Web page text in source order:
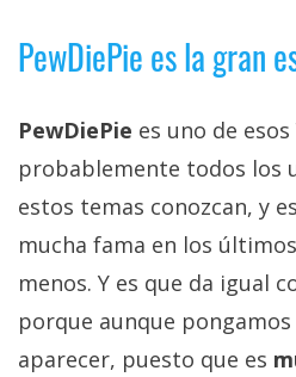
/
Sobre
nosotros
Publicidad
/
Cambiar
PewDiePie es la gran
PewDiePie es uno de
probablemente todos los
estos temas conozcan, y
mucha fama en los
menos. Y es que da igual
porque aunque pongamos
aparecer, puesto que es